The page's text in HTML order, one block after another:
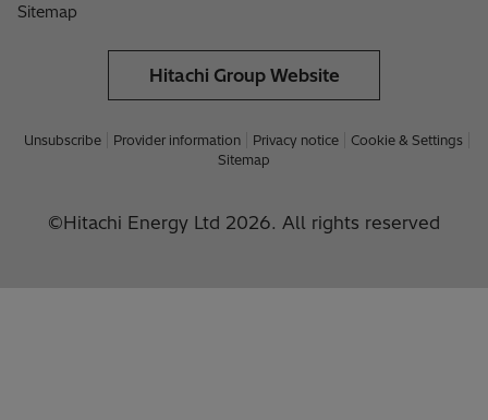
Sitemap
Hitachi Group Website
Unsubscribe Provider information Privacy notice
Cookie & Settings
Sitemap
©Hitachi Energy Ltd 2026. All rights reserved